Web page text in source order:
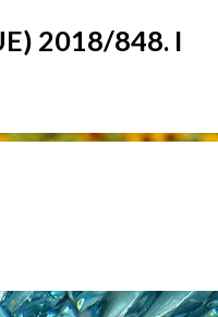
2018/848. I